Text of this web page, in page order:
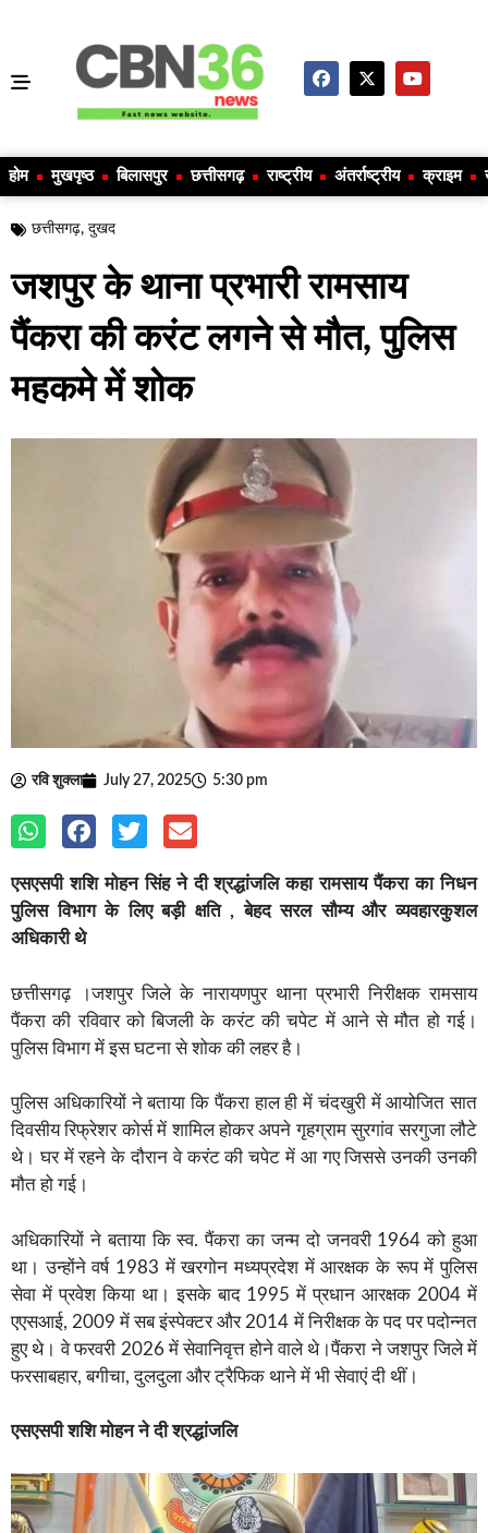
होम मुखपृष्ठ बिलासपुर छत्तीसगढ़ राष्ट्रीय अंतर्राष्ट्रीय क्राइम
छत्तीसगढ़, दुखद
जशपुर के थाना प्रभारी रामसाय
पैंकरा की करंट लगने से मौत, पुलिस
महकमे में शोक
रवि शुक्ला July 27, 2025 5:30 pm
एसएसपी शशि मोहन सिंह ने दी श्रद्धांजलि कहा रामसाय पैंकरा का निधन
पुलिस विभाग के लिए बड़ी क्षति , बेहद सरल सौम्य और व्यवहारकुशल
अधिकारी थे
छत्तीसगढ़ ।जशपुर जिले के नारायणपुर थाना प्रभारी निरीक्षक रामसाय
पैंकरा की रविवार को बिजली के करंट की चपेट में आने से मौत हो गई।
पुलिस विभाग में इस घटना से शोक की लहर है।
पुलिस अधिकारियों ने बताया कि पैंकरा हाल ही में चंदखुरी में आयोजित सात
दिवसीय रिफ्रेशर कोर्स में शामिल होकर अपने गृहग्राम सुरगांव सरगुजा लौटे
थे। घर में रहने के दौरान वे करंट की चपेट में आ गए जिससे उनकी उनकी
मौत हो गई।
अधिकारियों ने बताया कि स्व. पैंकरा का जन्म दो जनवरी 1964 को हुआ
था। उन्होंने वर्ष 1983 में खरगोन मध्यप्रदेश में आरक्षक के रूप में पुलिस
सेवा में प्रवेश किया था। इसके बाद 1995 में प्रधान आरक्षक 2004 में
एएसआई, 2009 में सब इंस्पेक्टर और 2014 में निरीक्षक के पद पर पदोन्नत
हुए थे। वे फरवरी 2026 में सेवानिवृत्त होने वाले थे।पैंकरा ने जशपुर जिले में
फरसाबहार, बगीचा, दुलदुला और ट्रैफिक थाने में भी सेवाएं दी थीं।
एसएसपी शशि मोहन ने दी श्रद्धांजलि